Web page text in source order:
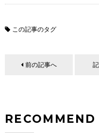
この記事のタグ
前の記事へ
RECOMMEND